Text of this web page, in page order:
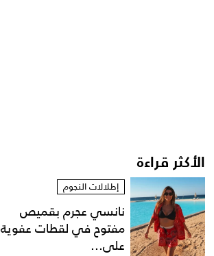
الأكثر قراءة
إطلالات النجوم
نانسي عجرم بقميص
مفتوح في لقطات عفوية
على...